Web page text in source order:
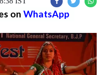
on WhatsApp